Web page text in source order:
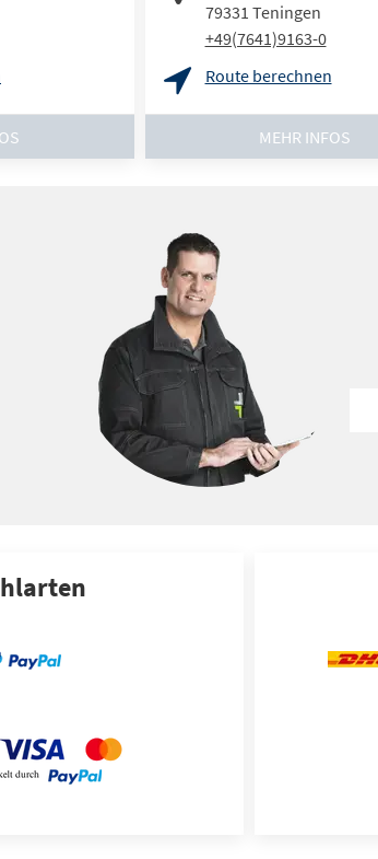
79331 Teningen
+49(7641)9163-0
Route berechnen
MEHR INFOS